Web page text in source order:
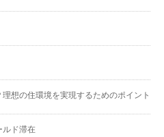
想の住環境を実現するためのポイント
ド滞在